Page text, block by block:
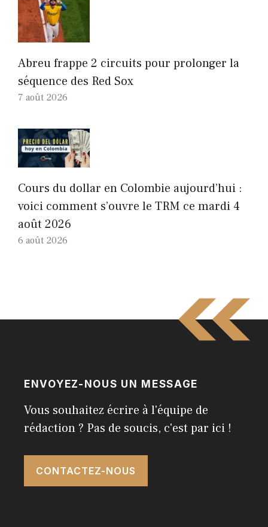
Abreu frappe 2 circuits pour prolonger la
séquence des Red Sox
7 août 2026
Cours du dollar en Colombie aujourd’hui :
voici comment s’ouvre le TRM ce mardi 4
août 2026
6 août 2026
ENVOYEZ-NOUS UN MESSAGE
Vous souhaitez écrire à l'équipe de
rédaction ? Pas de soucis, c'est par ici !
CONTACTEZ-NOUS